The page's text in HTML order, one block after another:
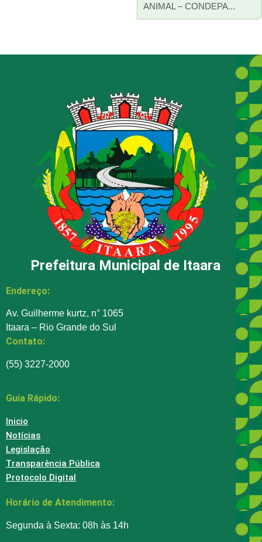
ANIMAL – CONDEPA...
Prefeitura Municipal de Itaara
Endereço:
Av. Guilherme kurtz, n° 1065
Itaara – Rio Grande do Sul
Contato:
(55) 3227-2000
Guia Rápido:
Inicio
Notícias
Legislação
Transparência Pública
Protocolo Digital
Horário de Atendimento:
Segunda à Sexta: 08h às 14h